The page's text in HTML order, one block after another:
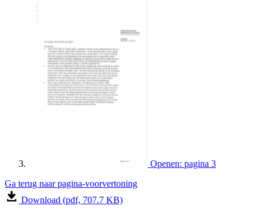
Openen: pagina 3
Ga terug naar pagina-voorvertoning
Download (pdf, 707.7 KB)